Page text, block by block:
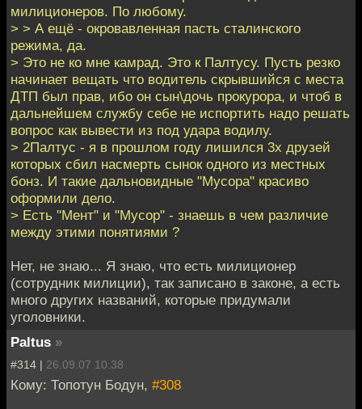
милиционеров. По любому.
> > А ещё - окровавленная пасть сталинского
режима, да.
> Это не ко мне камрад. Это к Палтусу. Пусть резко
начинает вещать что водитель скрывшийся с места
ДТП был прав, ибо он сын\дочь прокурора, и чтоб в
дальнейшем службу себе не испортить надо решать
вопрос как вывести из под удара водилу.
> 2Палтус - я в прошлом году лишился 3х друзей
которых сбил насмерть сынок одного из местных
бонз. И такие дальновидные "Мусора" красиво
оформили дело.
> Есть "Мент" и "Мусор" - знаешь в чем различие
между этими понятиями ?
Нет, не знаю... Я знаю, что есть милиционер
(сотрудник милиции), так записано в законе, а есть
много других названий, которые придумали
уголовники.
Paltus »
#314 | 26.09.07 10:38
Кому: Топотун Бодун, #308